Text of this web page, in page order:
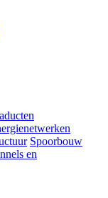
Spoorbouw
en